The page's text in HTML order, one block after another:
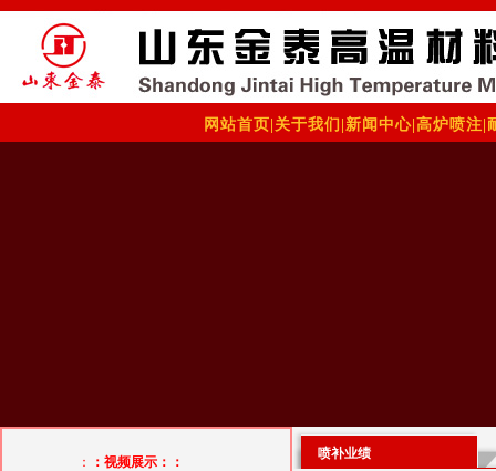
网站首页 关于我们 新闻中心 高炉喷注
： ：视频展示：：
喷补业绩